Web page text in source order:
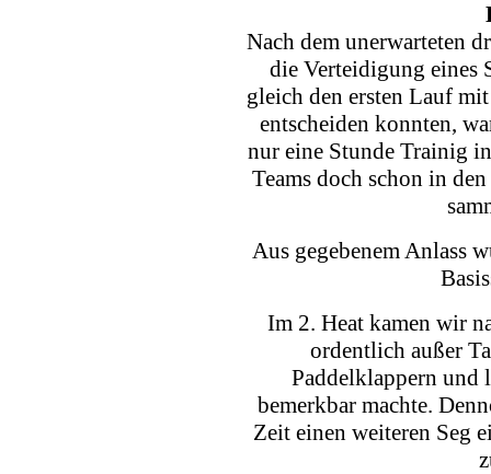
Nach dem unerwarteten
die Verteidigung eines
gleich den ersten Lauf
entscheiden konnten,
nur eine Stunde Trainig
Teams doch schon in
Aus gegebenem Anlass
Im 2. Heat kamen wir
ordentlich außer
Paddelklappern und
bemerkbar machte.
Zeit einen weiteren Seg